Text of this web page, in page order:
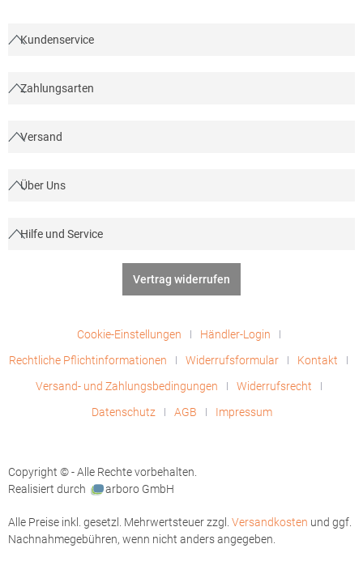
textil.de
Kundenservice
Zahlungsarten
Versand
Über Uns
Hilfe und Service
Vertrag widerrufen
Cookie-Einstellungen
Händler-Login
Rechtliche Pflichtinformationen
Widerrufsformular
Kontakt
Versand- und Zahlungsbedingungen
Widerrufsrecht
Datenschutz
AGB Impressum
Copyright © - Alle Rechte vorbehalten.
Realisiert durch
arboro GmbH
Alle Preise inkl. gesetzl. Mehrwertsteuer zzgl. Versandkosten und ggf.
Nachnahmegebühren, wenn nicht anders angegeben.